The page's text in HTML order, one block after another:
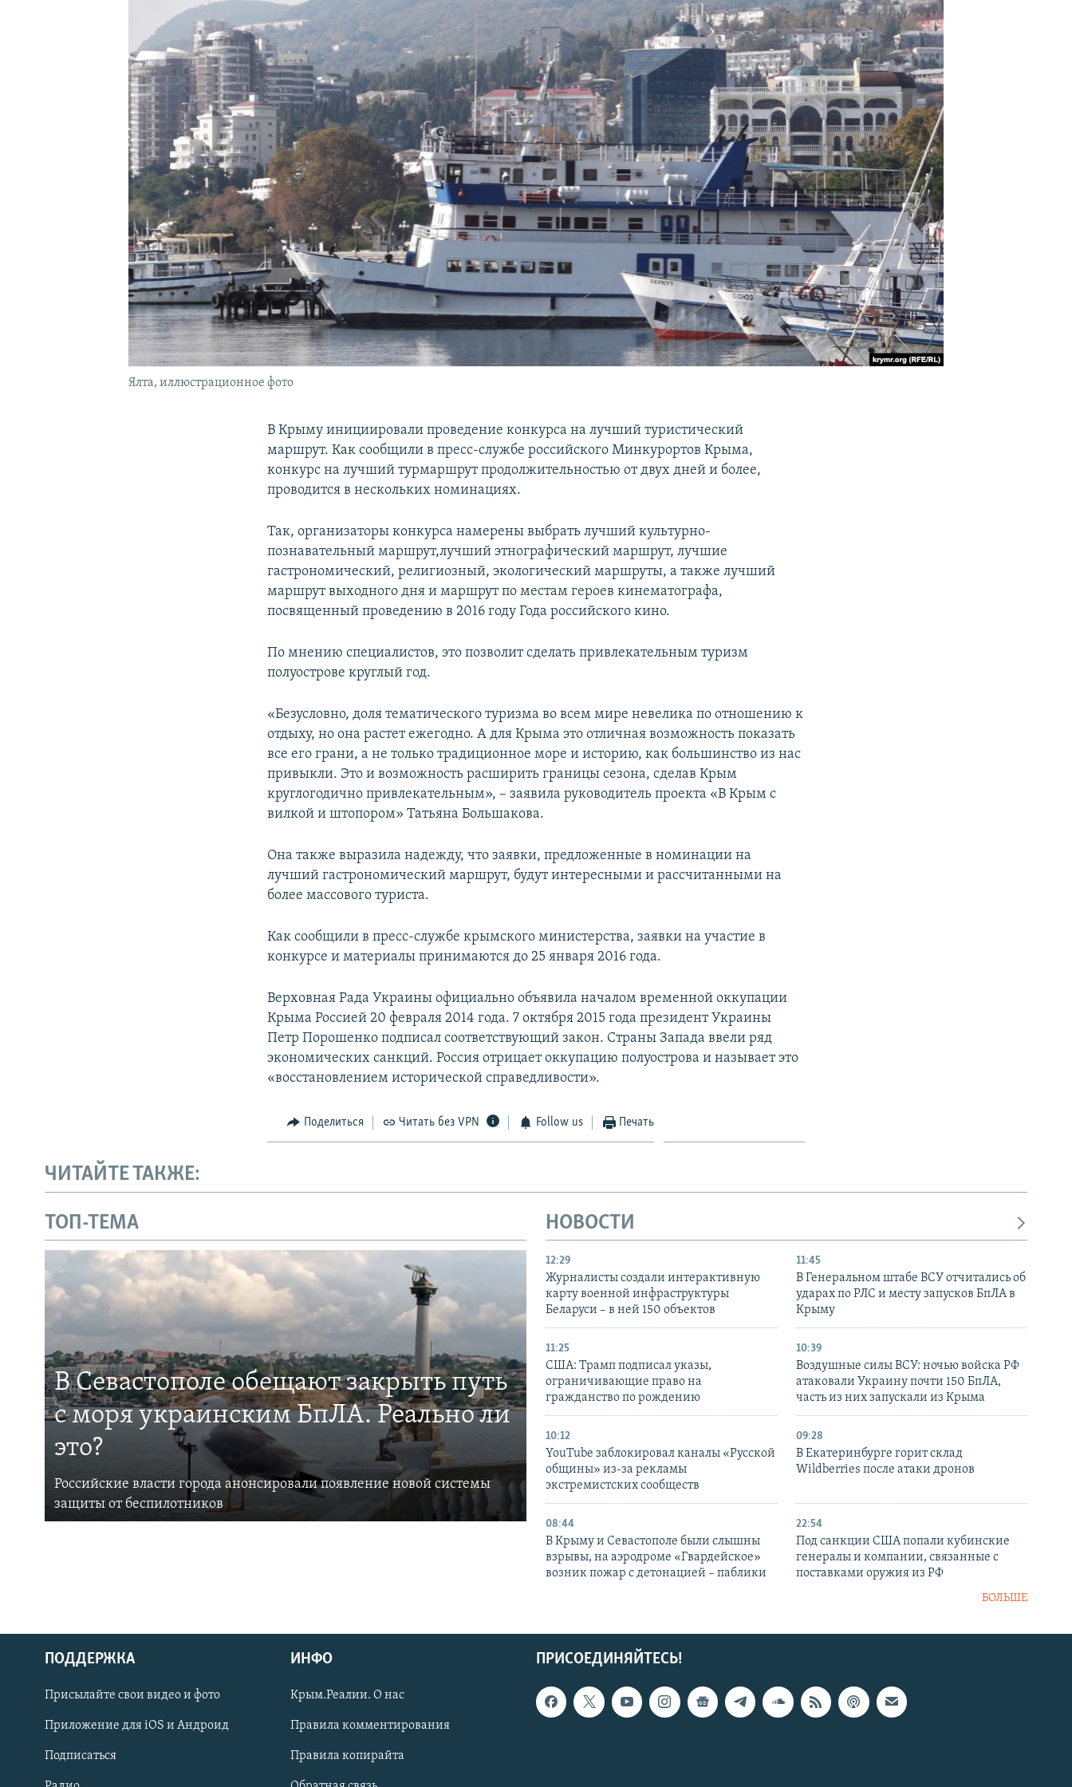
УКРАИНСКАЯ ПРОБЛЕМА КРЫМА
Українською
Qırımtatar
ПРИСОЕДИНЯЙТЕСЬ!
Ялта, иллюстрационное фото
В Крыму инициировали проведение конкурса на лучший туристический
маршрут. Как сообщили в пресс-службе российского Минкурортов Крыма,
конкурс на лучший турмаршрут продолжительностью от двух дней и более,
проводится в нескольких номинациях.
Так, организаторы конкурса намерены выбрать лучший культурно-
познавательный маршрут,лучший этнографический маршрут, лучшие
гастрономический, религиозный, экологический маршруты, а также лучший
маршрут выходного дня и маршрут по местам героев кинематографа,
посвященный проведению в 2016 году Года российского кино.
По мнению специалистов, это позволит сделать привлекательным туризм
полуострове круглый год.
«Безусловно, доля тематического туризма во всем мире невелика по отношению к
отдыху, но она растет ежегодно. А для Крыма это отличная возможность показать
все его грани, а не только традиционное море и историю, как большинство из нас
привыкли. Это и возможность расширить границы сезона, сделав Крым
круглогодично привлекательным», – заявила руководитель проекта «В Крым с
вилкой и штопором» Татьяна Большакова.
Она также выразила надежду, что заявки, предложенные в номинации на
лучший гастрономический маршрут, будут интересными и рассчитанными на
более массового туриста.
Как сообщили в пресс-службе крымского министерства, заявки на участие в
конкурсе и материалы принимаются до 25 января 2016 года.
Верховная Рада Украины официально объявила началом временной оккупации
Крыма Россией 20 февраля 2014 года. 7 октября 2015 года президент Украины
Петр Порошенко подписал соответствующий закон. Страны Запада ввели ряд
экономических санкций. Россия отрицает оккупацию полуострова и называет это
«восстановлением исторической справедливости».
Поделиться Читать без VPN Follow us Печать
ЧИТАЙТЕ ТАКЖЕ:
ТОП-ТЕМА
В Севастополе обещают закрыть путь
с моря украинским БпЛА. Реально ли
это?
Российские власти города анонсировали появление новой системы
защиты от беспилотников
НОВОСТИ
12:29
Журналисты создали интерактивную
карту военной инфраструктуры
Беларуси – в ней 150 объектов
11:45
В Генеральном штабе ВСУ отчитались об
ударах по РЛС и месту запусков БпЛА в
Крыму
11:25
США: Трамп подписал указы,
ограничивающие право на
гражданство по рождению
10:39
Воздушные силы ВСУ: ночью войска РФ
атаковали Украину почти 150 БпЛА,
часть из них запускали из Крыма
10:12
YouTube заблокировал каналы «Русской
общины» из-за рекламы
экстремистских сообществ
09:28
В Екатеринбурге горит склад
Wildberries после атаки дронов
08:44
В Крыму и Севастополе были слышны
взрывы, на аэродроме «Гвардейское»
возник пожар с детонацией – паблики
22:54
Под санкции США попали кубинские
генералы и компании, связанные с
поставками оружия из РФ
БОЛЬШЕ
ПРИСОЕДИНЯЙТЕСЬ!
ПОДДЕРЖКА
Присылайте свои видео и фото
Приложение для iOS и Андроид
Подписаться
ИНФО
Крым.Реалии. О нас
Правила комментирования
Правила копирайта